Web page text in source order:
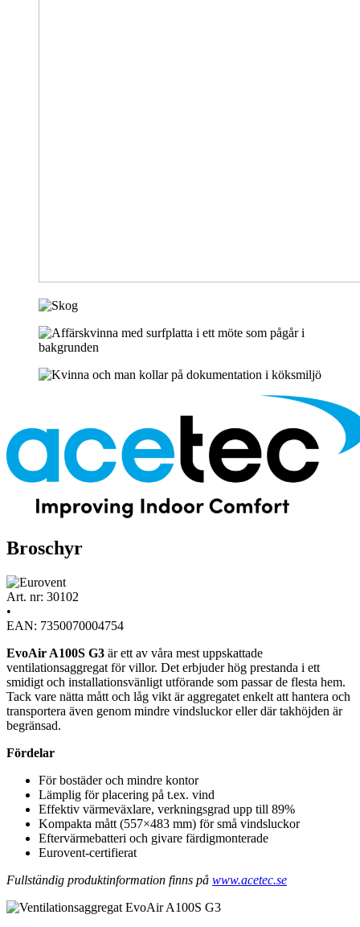
Broschyr
Art. nr: 30102
•
EAN: 7350070004754
EvoAir A100S G3 är ett av våra mest uppskattade
ventilationsaggregat för villor. Det erbjuder hög prestanda i ett
smidigt och installationsvänligt utförande som passar de flesta hem.
Tack vare nätta mått och låg vikt är aggregatet enkelt att hantera och
transportera även genom mindre vindsluckor eller där takhöjden är
begränsad.
Fördelar
För bostäder och mindre kontor
Lämplig för placering på t.ex. vind
Effektiv värmeväxlare, verkningsgrad upp till 89%
Kompakta mått (557×483 mm) för små vindsluckor
Eftervärmebatteri och givare färdigmonterade
Eurovent-certifierat
Fullständig produktinformation finns på www.acetec.se